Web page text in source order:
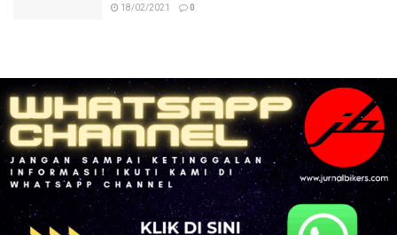
18/02/2021 0